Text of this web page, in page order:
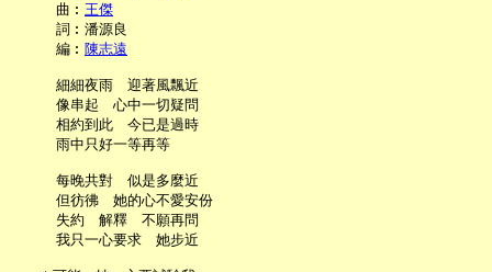
     曲︰
王傑
     詞︰潘源良
     編︰
陳志遠
     細細夜雨　迎著風飄近
     像串起　心中一切疑問
     相約到此　今已是過時
     雨中只好一等再等
     每晚共對　似是多麼近
     但彷彿　她的心不愛安份
     失約　解釋　不願再問
     我只一心要求　她步近